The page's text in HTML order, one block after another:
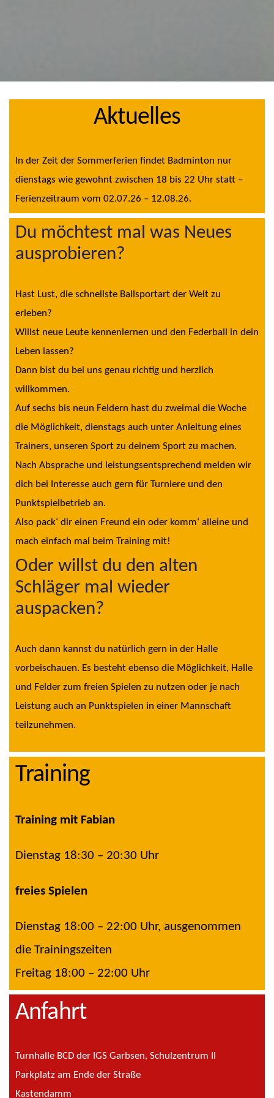
Aktuelles
In der Zeit der Sommerferien findet Badminton nur
dienstags wie gewohnt zwischen 18 bis 22 Uhr statt –
Ferienzeitraum vom 02.07.26 – 12.08.26.
Du möchtest mal was Neues
ausprobieren?
Hast Lust, die schnellste Ballsportart der Welt zu
erleben?
Willst neue Leute kennenlernen und den Federball in dein
Leben lassen?
Dann bist du bei uns genau richtig und herzlich
willkommen.
Auf sechs bis neun Feldern hast du zweimal die Woche
die Möglichkeit, dienstags auch unter Anleitung eines
Trainers, unseren Sport zu deinem Sport zu machen.
Nach Absprache und leistungsentsprechend melden wir
dich bei Interesse auch gern für Turniere und den
Punktspielbetrieb an.
Also pack‘ dir einen Freund ein oder komm‘ alleine und
mach einfach mal beim Training mit!
Oder willst du den alten
Schläger mal wieder
auspacken?
Auch dann kannst du natürlich gern in der Halle
vorbeischauen. Es besteht ebenso die Möglichkeit, Halle
und Felder zum freien Spielen zu nutzen oder je nach
Leistung auch an Punktspielen in einer Mannschaft
teilzunehmen.
Training
Training mit Fabian
Dienstag 18:30 – 20:30 Uhr
freies Spielen
Dienstag 18:00 – 22:00 Uhr, ausgenommen
die Trainingszeiten
Freitag 18:00 – 22:00 Uhr
Anfahrt
Turnhalle BCD der IGS Garbsen, Schulzentrum II
Parkplatz am Ende der Straße
Kastendamm